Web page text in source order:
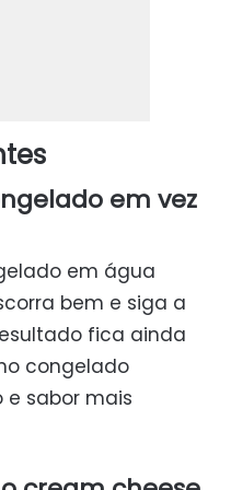
em vez
em água
bem e siga a
fica ainda
congelado
sabor mais